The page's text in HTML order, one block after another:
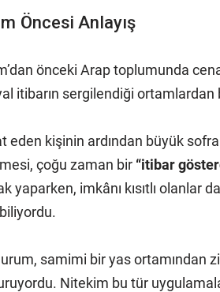
Öncesi Anlayış
önceki Arap toplumunda
itibarın sergilendiği ortamlardan
eden kişinin ardından büyük
çoğu zaman bir “itibar
yaparken, imkânı kısıtlı olanlar
samimi bir yas ortamından
Nitekim bu tür